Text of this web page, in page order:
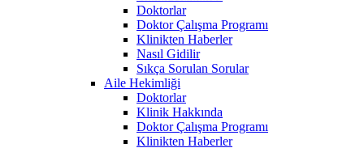
Doktorlar
Doktor Çalışma Programı
Klinikten Haberler
Nasıl Gidilir
Sıkça Sorulan Sorular
Aile Hekimliği
Doktorlar
Klinik Hakkında
Doktor Çalışma Programı
Klinikten Haberler